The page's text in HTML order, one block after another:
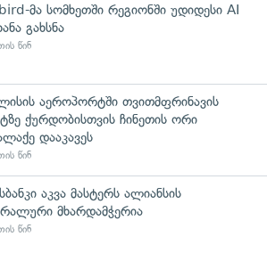
მა სომხეთში რეგიონში უდიდესი AI
გახსნა
წინ
აეროპორტში თვითმფრინავის
ქურდობისთვის ჩინეთის ორი
დააკავეს
წინ
აკვა მასტერს ალიანსის
მხარდამჭერია
წინ